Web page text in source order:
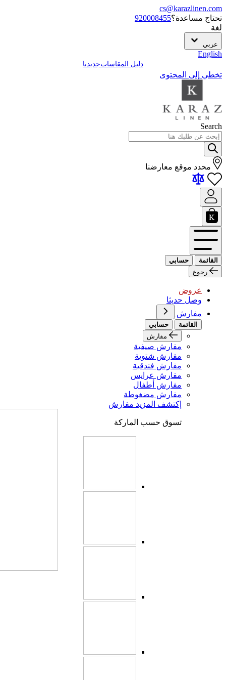
cs@karazlinen.com
تحتاج مساعدة؟920008455
لغة
عربي
English
دليل المقاساتجديدنا
تخطي إلى المحتوى
Search
محدد موقع معارضنا
القائمة
حسابي
رجوع
عروض
وصل حديثا
مفارش
القائمة
حسابي
مفارش
مفارش صيفية
مفارش شتوية
مفارش فندقية
مفارش عرايس
مفارش أطفال
مفارش مضغوطة
إكتشف المزيد مفارش
تسوق حسب الماركة